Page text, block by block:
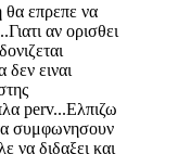
θα επρεπε να
αν ορισθει
ειναι
perv...Ελπιζω
συμφωνησουν
να διδαξει και